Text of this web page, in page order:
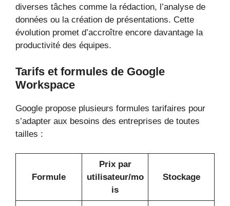
diverses tâches comme la rédaction, l’analyse de
données ou la création de présentations. Cette
évolution promet d’accroître encore davantage la
productivité des équipes.
Tarifs et formules de Google
Workspace
Google propose plusieurs formules tarifaires pour
s’adapter aux besoins des entreprises de toutes
tailles :
Formule
Prix par
utilisateur/mo
is
Stockage